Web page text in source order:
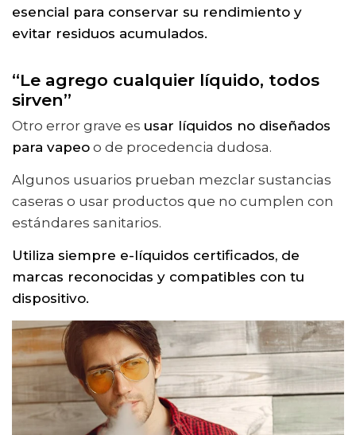
esencial para conservar su rendimiento y
evitar residuos acumulados.
“Le agrego cualquier líquido, todos
sirven”
Otro error grave es usar líquidos no diseñados
para vapeo o de procedencia dudosa.
Algunos usuarios prueban mezclar sustancias
caseras o usar productos que no cumplen con
estándares sanitarios.
Utiliza siempre e-líquidos certificados, de
marcas reconocidas y compatibles con tu
dispositivo.